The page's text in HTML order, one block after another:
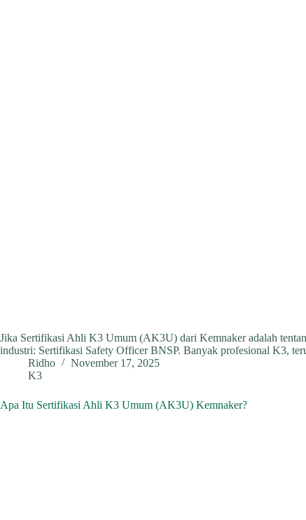
Jika Sertifikasi Ahli K3 Umum (AK3U) dari Kemnaker adalah
industri: Sertifikasi Safety Officer BNSP. Banyak profesional K3,
Ridho
November 17, 2025
K3
Apa Itu Sertifikasi Ahli K3 Umum (AK3U) Kemnaker?